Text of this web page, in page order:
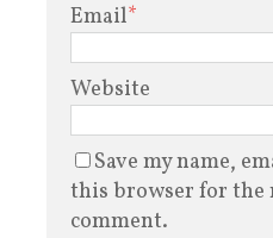
Email*
Website
Save my name,
this browser for the
comment.